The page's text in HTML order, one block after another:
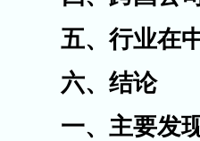
五、行业在中
六、结论
一、主要发